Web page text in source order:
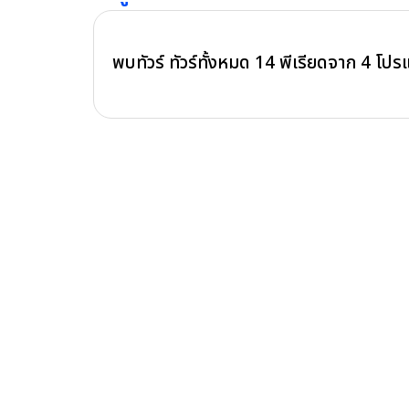
พบทัวร์ ทัวร์ทั้งหมด 14พีเรียดจาก 4 โป